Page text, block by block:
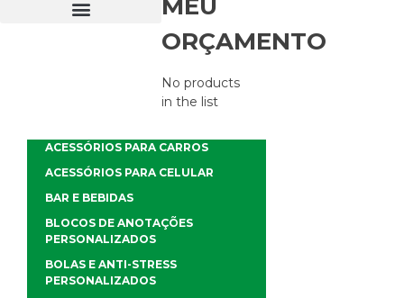
MEU
ORÇAMENTO
No products
in the list
ACESSÓRIOS PARA CARROS
ACESSÓRIOS PARA CELULAR
BAR E BEBIDAS
BLOCOS DE ANOTAÇÕES
PERSONALIZADOS
BOLAS E ANTI-STRESS
PERSONALIZADOS